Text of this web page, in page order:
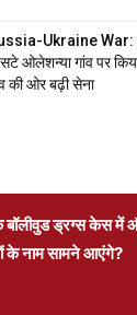
Ukraine War:
ओलेशन्या गांव पर
की ओर बढ़ी सेना
बॉलीवुड ड्रग्स केस में
के नाम सामने आएंगे?